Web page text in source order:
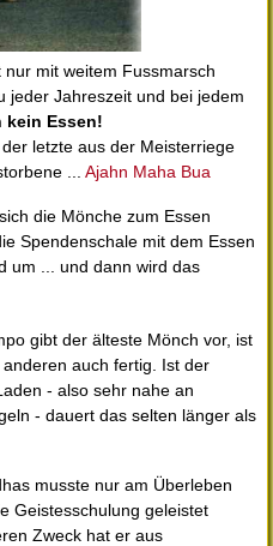
mit weitem Fussmarsch
jeder Jahreszeit und bei jedem
kein Essen!
letzte aus der Meisterriege
... Ajahn Maha Bua
die Mönche zum Essen
Spendenschale mit dem Essen
um ... und dann wird das
gibt der älteste Mönch vor, ist
auch fertig. Ist der
- also sehr nahe an
- dauert das selten länger als
musste nur am Überleben
Geistesschulung geleistet
Zweck hat er aus